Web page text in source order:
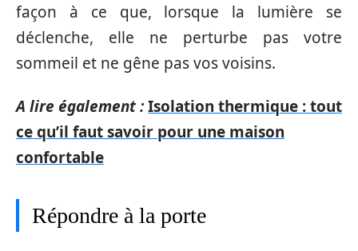
façon à ce que, lorsque la lumière se
déclenche, elle ne perturbe pas votre
sommeil et ne gêne pas vos voisins.
A lire également :Isolation thermique : tout
ce qu’il faut savoir pour une maison
confortable
Répondre à la porte